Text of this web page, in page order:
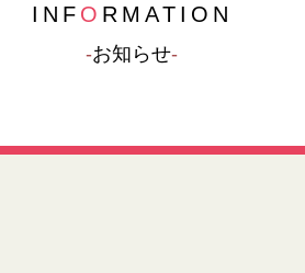
INF O RMATION
お知らせ